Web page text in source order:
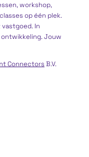
workshop,
op één plek.
In
ontwikkeling. Jouw
ConnectorsB.V.